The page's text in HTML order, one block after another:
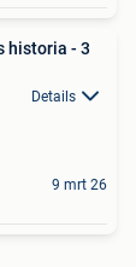
historia - 3
Details
9 mrt 26